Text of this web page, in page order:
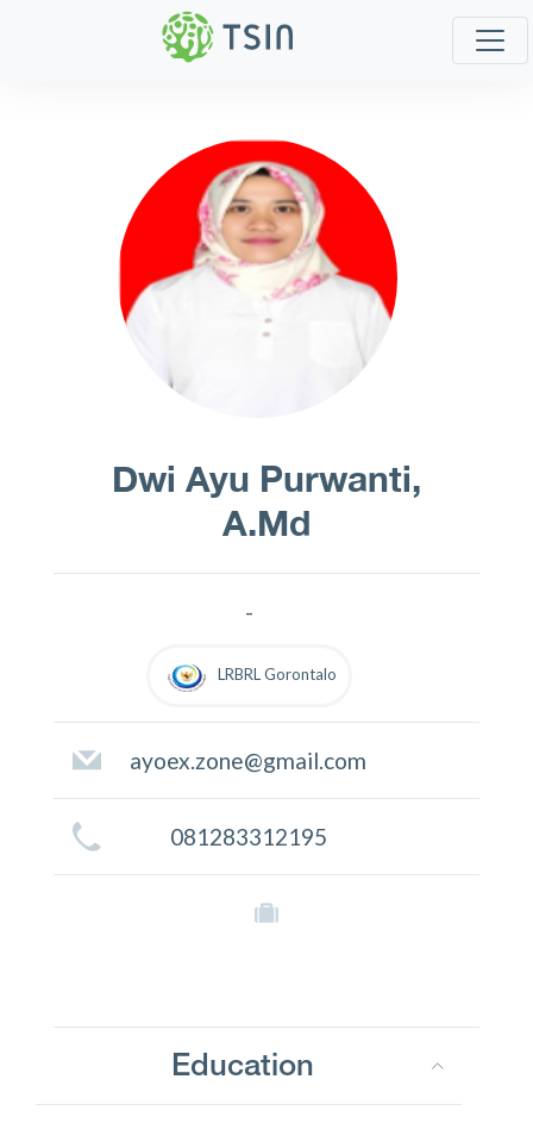
Dwi Ayu Purwanti,
A.Md
-
LRBRL Gorontalo
ayoex.zone@gmail.com
081283312195
Education